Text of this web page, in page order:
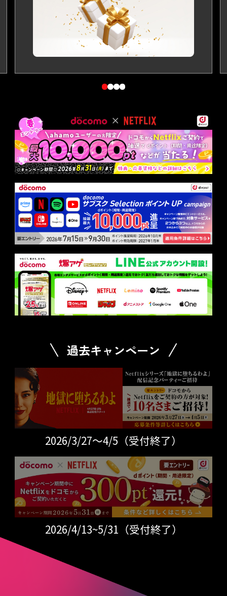
過去キャンペーン
2026/3/27～4/5（受付終了）
2026/4/13~5/31（受付終了）